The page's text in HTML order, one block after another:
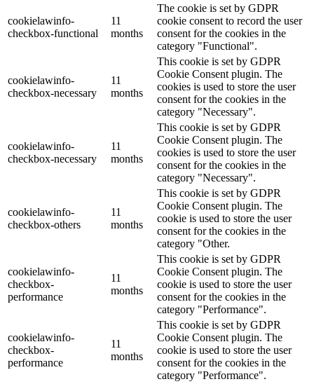
cookielawinfo-
checkbox-functional
11
months
The cookie is set by GDPR
cookie consent to record the user
consent for the cookies in the
category "Functional".
cookielawinfo-
checkbox-necessary
11
months
This cookie is set by GDPR
Cookie Consent plugin. The
cookies is used to store the user
consent for the cookies in the
category "Necessary".
cookielawinfo-
checkbox-necessary
11
months
This cookie is set by GDPR
Cookie Consent plugin. The
cookies is used to store the user
consent for the cookies in the
category "Necessary".
cookielawinfo-
checkbox-others
11
months
This cookie is set by GDPR
Cookie Consent plugin. The
cookie is used to store the user
consent for the cookies in the
category "Other.
cookielawinfo-
checkbox-
performance
11
months
This cookie is set by GDPR
Cookie Consent plugin. The
cookie is used to store the user
consent for the cookies in the
category "Performance".
cookielawinfo-
checkbox-
performance
11
months
This cookie is set by GDPR
Cookie Consent plugin. The
cookie is used to store the user
consent for the cookies in the
category "Performance".